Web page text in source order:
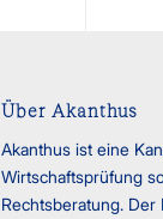
Über Akanthus
Akanthus ist eine
Wirtschaftsprüfung
Rechtsberatung.